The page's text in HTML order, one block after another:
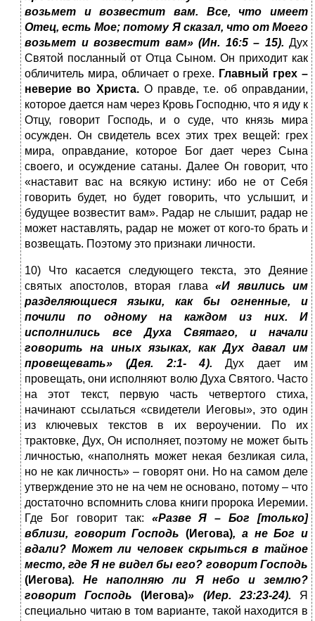
возьмет и возвестит вам. Все, что имеет
Отец, есть Мое; потому Я сказал, что от Моего
возьмет и возвестит вам» (Ин. 16:5 – 15). Дух
Святой посланный от Отца Сыном. Он приходит как
обличитель мира, обличает о грехе. Главный грех –
неверие во Христа.О правде, т.е. об оправдании,
которое дается нам через Кровь Господню, что я иду к
Отцу, говорит Господь, и о суде, что князь мира
осужден. Он свидетель всех этих трех вещей: грех
мира, оправдание, которое Бог дает через Сына
своего, и осуждение сатаны. Далее Он говорит, что
«наставит вас на всякую истину: ибо не от Себя
говорить будет, но будет говорить, что услышит, и
будущее возвестит вам». Радар не слышит, радар не
может наставлять, радар не может от кого-то брать и
возвещать. Поэтому это признаки личности.
10) Что касается следующего текста, это Деяние
святых апостолов, вторая глава «И явились им
разделяющиеся языки, как бы огненные, и
почили по одному на каждом из них. И
исполнились все Духа Святаго, и начали
говорить на иных языках, как Дух давал им
провещевать» (Дея. 2:1- 4). Дух дает им
провещать, они исполняют волю Духа Святого. Часто
на этот текст, первую часть четвертого стиха,
начинают ссылаться «свидетели Иеговы», это один
из ключевых текстов в их вероучении. По их
трактовке, Дух, Он исполняет, поэтому не может быть
личностью, «наполнять может некая безликая сила,
но не как личность» – говорят они. Но на самом деле
утверждение это не на чем не основано, потому – что
достаточно вспомнить слова книги пророка Иеремии.
Где Бог говорит так: «Разве Я – Бог [только]
вблизи, говорит Господь(Иегова), а не Бог и
вдали? Может ли человек скрыться в тайное
место, где Я не видел бы его? говорит Господь
(Иегова). Не наполняю ли Я небо и землю?
говорит Господь(Иегова)» (Иер. 23:23-24). Я
специально читаю в том варианте, такой находится в